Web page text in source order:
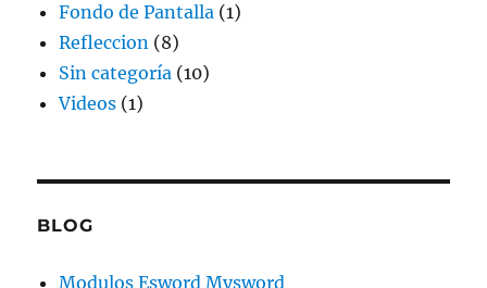
Fondo de Pantalla (1)
Refleccion (8)
Sin categoría (10)
Videos (1)
BLOG
Modulos Esword Mysword